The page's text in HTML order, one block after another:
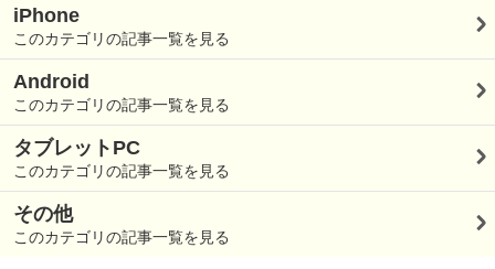
iPhone
このカテゴリの記事一覧を見る
Android
このカテゴリの記事一覧を見る
タブレットPC
このカテゴリの記事一覧を見る
その他
このカテゴリの記事一覧を見る